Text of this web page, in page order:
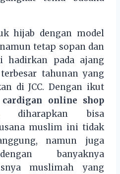
hijab dengan model
tetap sopan dan
hadirkan pada ajang
tahunan yang
di JCC. Dengan ikut
cardigan online shop
diharapkan bisa
muslim ini tidak
namun juga
banyaknya
muslimah yang